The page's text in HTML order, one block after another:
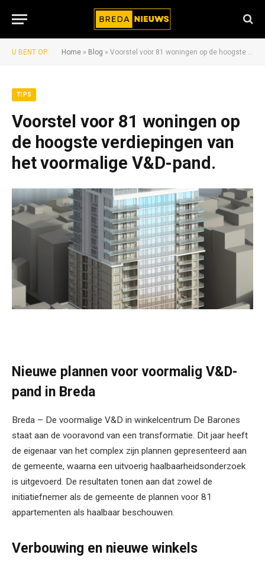
U BENT OP: Home » Blog » Voorstel voor 81 woningen op de hoogste verdiepingen van het voormalige V&D-pand.
TIPS
Voorstel voor 81 woningen op
de hoogste verdiepingen van
het voormalige V&D-pand.
Nieuwe plannen voor voormalig V&D-
pand in Breda
Breda – De voormalige V&D in winkelcentrum De Barones
staat aan de vooravond van een transformatie. Dit jaar heeft
de eigenaar van het complex zijn plannen gepresenteerd aan
de gemeente, waarna een uitvoerig haalbaarheidsonderzoek
is uitgevoerd. De resultaten tonen aan dat zowel de
initiatiefnemer als de gemeente de plannen voor 81
appartementen als haalbaar beschouwen.
Verbouwing en nieuwe winkels